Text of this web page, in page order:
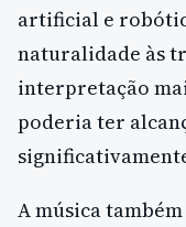
artificial e
naturalidade às
interpretação
poderia ter
A música